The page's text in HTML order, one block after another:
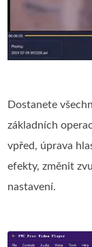
Dostanete
základních
vpřed, úprava
efekty, změnit
nastavení.